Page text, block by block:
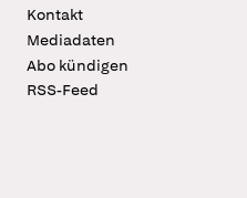
Kontakt
Mediadaten
Abo kündigen
RSS-Feed